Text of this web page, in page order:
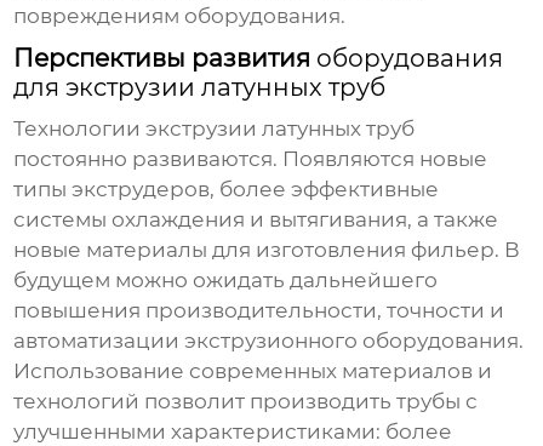
повреждениям оборудования.
Перспективы развития оборудования
для экструзии латунных труб
Технологии экструзии латунных труб
постоянно развиваются. Появляются новые
типы экструдеров, более эффективные
системы охлаждения и вытягивания, а также
новые материалы для изготовления фильер. В
будущем можно ожидать дальнейшего
повышения производительности, точности и
автоматизации экструзионного оборудования.
Использование современных материалов и
технологий позволит производить трубы с
улучшенными характеристиками: более